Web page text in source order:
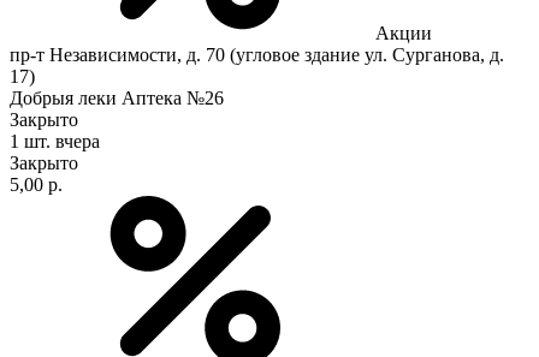
Акции
пр-т Независимости, д. 70 (угловое здание ул. Сурганова, д.
17)
Добрыя леки Аптека №26
Закрыто
1 шт. вчера
Закрыто
5,00 р.